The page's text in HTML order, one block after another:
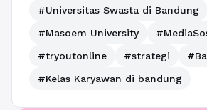
#Universitas Swasta di Bandung
#Masoem University
#tryoutonline
#strategi
#Kelas Karyawan di bandung